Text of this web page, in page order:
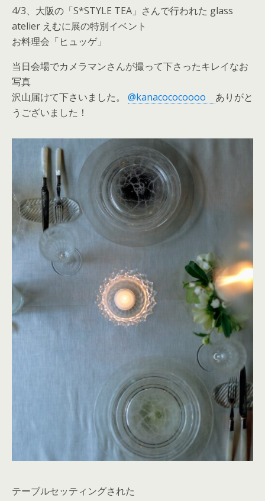
4/3、大阪の「S*STYLE TEA」さんで行われた glass
atelier えむに展の特別イベント
お料理会「ヒュッゲ」
当日会場でカメラマンさんが撮って下さったキレイなお
写真
沢山届けて下さいました。 @kanacococoooo ありがと
うございました！
テーブルセッティングされた